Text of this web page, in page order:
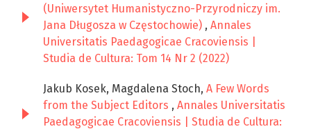
(Uniwersytet Humanistyczno-Przyrodniczy im.
Jana Długosza w Częstochowie) , Annales
Universitatis Paedagogicae Cracoviensis |
Studia de Cultura: Tom 14 Nr 2 (2022)
Jakub Kosek, Magdalena Stoch, A Few Words
from the Subject Editors , Annales Universitatis
Paedagogicae Cracoviensis | Studia de Cultura: